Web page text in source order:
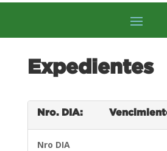
Expedientes
Nro. DIA:
Nro DIA